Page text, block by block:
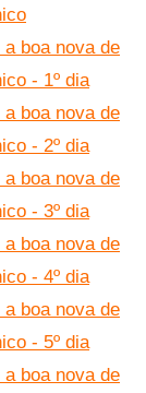
boa nova de
- 1º dia
boa nova de
- 2º dia
boa nova de
- 3º dia
boa nova de
- 4º dia
boa nova de
- 5º dia
boa nova de